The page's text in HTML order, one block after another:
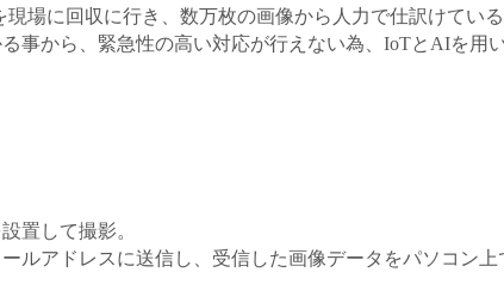
場に回収に行き、数万枚の画像から人力で仕訳けてい
事から、緊急性の高い対応が行えない為、IoTとAIを用
置して撮影。
ルアドレスに送信し、受信した画像データをパソコン